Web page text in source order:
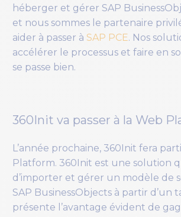
héberger et gérer SAP
et nous sommes le partenaire
aider à passer à SAP PCE. Nos
accélérer le processus et faire en
se passe bien.
360Init va passer à la Web
L’année prochaine, 360Init fera
Platform. 360Init est une solution
d’importer et gérer un modèle de
SAP BusinessObjects à partir d’un
présente l’avantage évident de